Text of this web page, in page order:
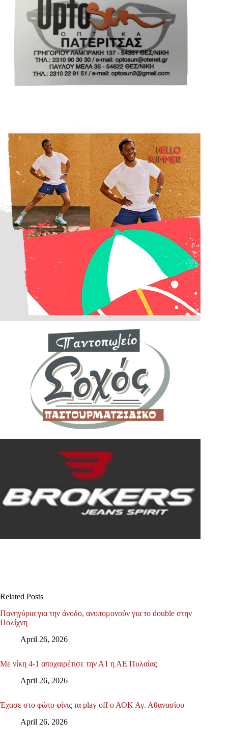
Related Posts
Πανηγύρια για την άνοδο, ανυπομονούν για το double στην
Πολίχνη
April 26, 2026
Με νίκη 4-1 αποχαιρέτισε την Α1 η ΑΕ Πυλαίας
April 26, 2026
Έχασε στο φώτο φίνις τα play off ο ΑΟΚ Αγ. Αθανασίου
April 26, 2026